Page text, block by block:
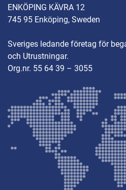
ENKÖPING KÄVRA 12
745 95 Enköping, Sweden
Sveriges ledande företag för
och Utrustningar.
Org.nr. 55 64 39 – 3055